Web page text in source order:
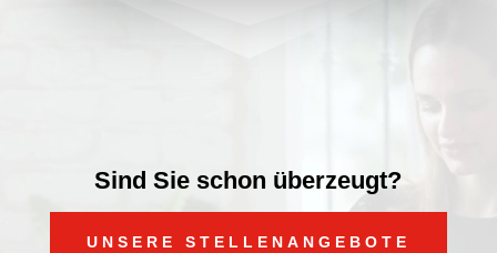
Sind Sie schon überzeugt?
UNSERE STELLENANGEBOTE